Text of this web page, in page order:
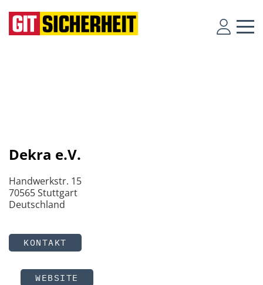
Dekra e.V.
Handwerkstr. 15
70565 Stuttgart
Deutschland
KONTAKT
WEBSITE